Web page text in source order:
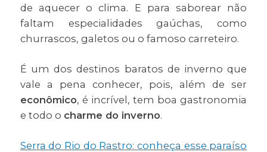
de aquecer o clima. E para saborear não
faltam especialidades gaúchas, como
churrascos, galetos ou o famoso carreteiro.
É um dos destinos baratos de inverno que
vale a pena conhecer, pois, além de ser
econômico, é incrível, tem boa gastronomia
e todo o charme do inverno.
Serra do Rio do Rastro: conheça esse paraíso